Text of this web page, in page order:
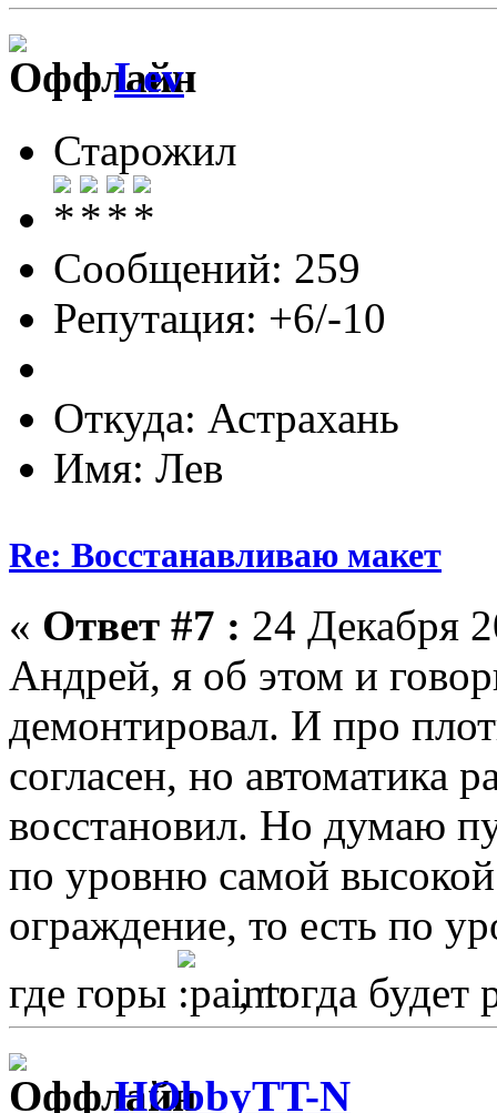
Lev
Старожил
Сообщений: 259
Репутация: +6/-10
Откуда: Астрахань
Имя: Лев
Re: Восстанавливаю макет
« Ответ #7 : 24 Декабря
Андрей, я об этом и
демонтировал. И про
согласен, но автоматика
восстановил. Но думаю
по уровню самой
ограждение, то есть по
где горы
, тогда будет
HObbyTT-N